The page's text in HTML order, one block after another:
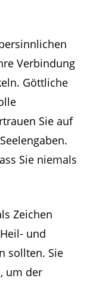
Verbindung
Göttliche
Sie auf
Sie niemals
Zeichen
und
sollten. Sie
um der